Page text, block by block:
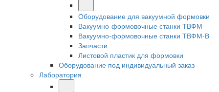
Оборудование для вакуумной формовки
Вакуумно-формовочные станки ТВФМ
Вакуумно-формовочные станки ТВФМ-В
Запчасти
Листовой пластик для формовки
Оборудование под индивидуальный заказ
Лаборатория